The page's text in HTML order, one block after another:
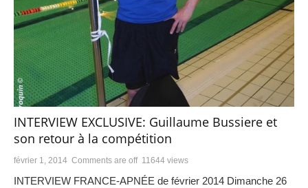
INTERVIEW EXCLUSIVE: Guillaume Bussiere et
son retour à la compétition
février 1, 2014 Comments are off 11644 views
INTERVIEW FRANCE-APNÉE de février 2014 Dimanche 26